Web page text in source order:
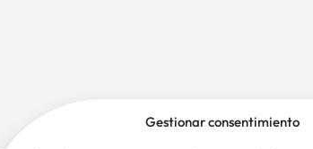
Gestionar consentimiento